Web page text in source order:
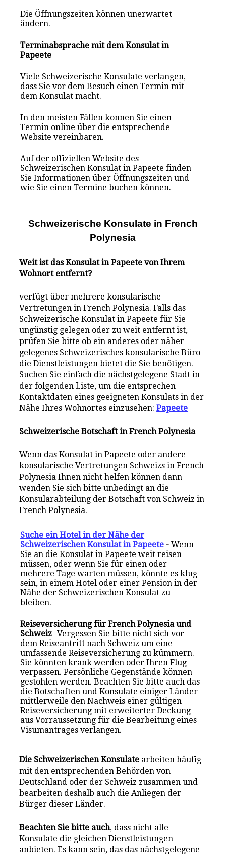
Die Öffnungszeiten können unerwartet
ändern.
Terminabsprache mit dem Konsulat in
Papeete
Viele Schweizerische Konsulate verlangen,
dass Sie vor dem Besuch einen Termin mit
dem Konsulat macht.
In den meisten Fällen konnen Sie einen
Termin online über die entsprechende
Website vereinbaren.
Auf der offiziellen Website des
Schweizerischen Konsulat in Papeete finden
Sie Informationen über Öffnungszeiten und
wie Sie einen Termine buchen können.
Schweizerische Konsulate in French
Polynesia
Weit ist das Konsulat in Papeete von Ihrem
Wohnort entfernt?
verfügt über mehrere konsularische
Vertretungen in French Polynesia. Falls das
Schweizerische Konsulat in Papeete für Sie
ungünstig gelegen oder zu weit entfernt ist,
prüfen Sie bitte ob ein anderes oder näher
gelegenes Schweizerisches konsularische Büro
die Dienstleistungen bietet die Sie benötigen.
Suchen Sie einfach die nächstgelegene Stadt in
der folgenden Liste, um die entsprechen
Kontaktdaten eines geeigneten Konsulats in der
Nähe Ihres Wohnortes einzusehen:Papeete
Schweizerische Botschaft in French Polynesia
Wenn das Konsulat in Papeete oder andere
konsularische Vertretungen Schweizs in French
Polynesia Ihnen nicht helfen können dann
wenden Sie sich bitte unbedingt an die
Konsularabteilung der Botschaft von Schweiz in
French Polynesia.
Suche ein Hotel in der Nähe der
Schweizerischen Konsulat in Papeete -Wenn
Sie an die Konsulat in Papeete weit reisen
müssen, oder wenn Sie für einen oder
mehrere Tage warten müssen, könnte es klug
sein, in einem Hotel oder einer Pension in der
Nähe der Schweizerischen Konsulat zu
bleiben.
Reiseversicherung für French Polynesia und
Schweiz- Vergessen Sie bitte nicht sich vor
dem Reiseantritt nach Schweiz um eine
umfassende Reiseversicherung zu kümmern.
Sie könnten krank werden oder Ihren Flug
verpassen. Persönliche Gegenstände können
gestohlen werden. Beachten Sie bitte auch das
die Botschaften und Konsulate einiger Länder
mittlerweile den Nachweis einer gültigen
Reiseversicherung mit erweiterter Deckung
aus Vorraussetzung für die Bearbeitung eines
Visumantrages verlangen.
Die Schweizerischen Konsulate arbeiten häufig
mit den entsprechenden Behörden von
Deutschland oder der Schweiz zusammen und
bearbeiten deshalb auch die Anliegen der
Bürger dieser Länder.
Beachten Sie bitte auch, dass nicht alle
Konsulate die gleichen Dienstleistungen
anbieten. Es kann sein, das das nächstgelegene